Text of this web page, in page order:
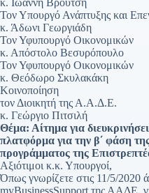
κ. Ιωάννη Βρούτση
Τον Υπουργό Ανάπτυξης και
κ. Άδωνι Γεωργιάδη
Τον Υφυπουργό Οικονομικών
κ. Απόστολο Βεσυρόπουλο
Τον Υφυπουργό Οικονομικών
κ. Θεόδωρο Σκυλακάκη
Κοινοποίηση
τον Διοικητή της Α.Α.Δ.Ε.
κ. Γεώργιο Πιτσιλή
Θέμα: Αίτημα για
πλατφόρμα για την β΄ φάση
προγράμματος της
Αξιότιμοι κ.κ. Υπουργοί,
Όπως γνωρίζετε στις 11/5/2020
myBusinessSupport της ΑΑΔΕ,